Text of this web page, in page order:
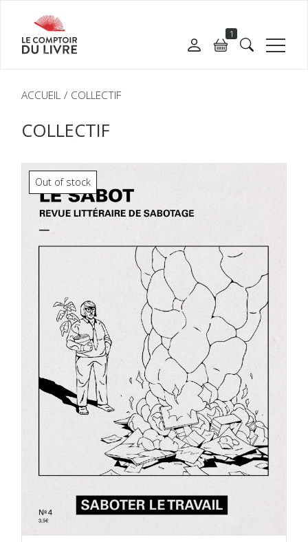
1
ACCUEIL COLLECTIF
COLLECTIF
Out of stock